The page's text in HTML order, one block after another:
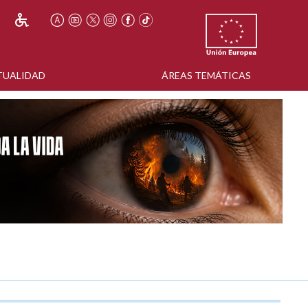
ÁREAS TEMÁTICAS